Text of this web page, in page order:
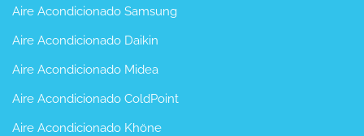
Aire Acondicionado Samsung
Aire Acondicionado Daikin
Aire Acondicionado Midea
Aire Acondicionado ColdPoint
Aire Acondicionado Khöne